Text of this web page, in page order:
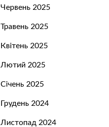
Червень 2025
Травень 2025
Квітень 2025
Лютий 2025
Січень 2025
Грудень 2024
Листопад 2024